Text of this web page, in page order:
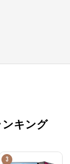
キング
3